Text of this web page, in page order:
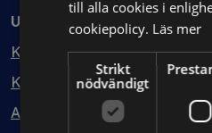
Utbildning
Kurser
Kurspaket
Abonnemang
till alla cookies i
cookiepolicy. Läs mer
Strikt
nödvändigt